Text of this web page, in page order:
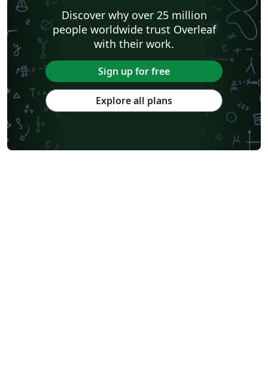
Discover why over 25 million
people worldwide trust Overleaf
with their work.
Sign up for free
Explore all plans